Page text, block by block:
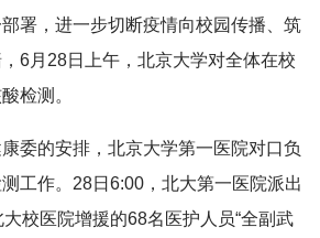
署，进一步切断疫情向校园传播、筑
6月28日上午，北京大学对全体在校
检测。
委的安排，北京大学第一医院对口负
工作。28日6:00，北大第一医院派出
校医院增援的68名医护人员“全副武